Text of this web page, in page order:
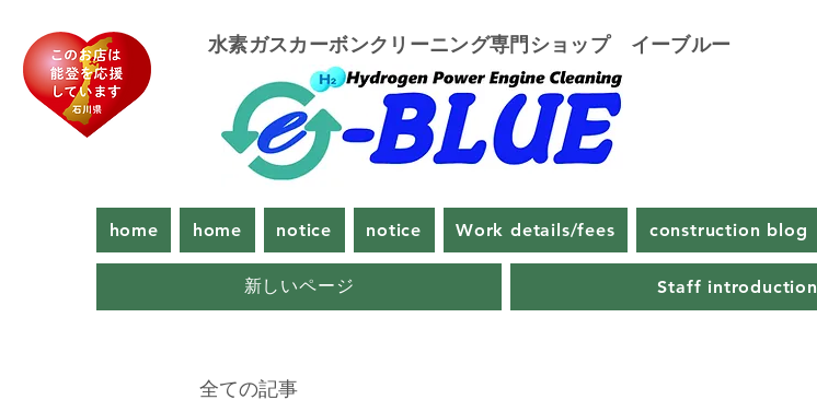
​水素ガスカーボンクリーニング専門ショップ イーブルー
home home notice notice Work details/fees construction blog
新しいページ Staff introduction
全ての記事